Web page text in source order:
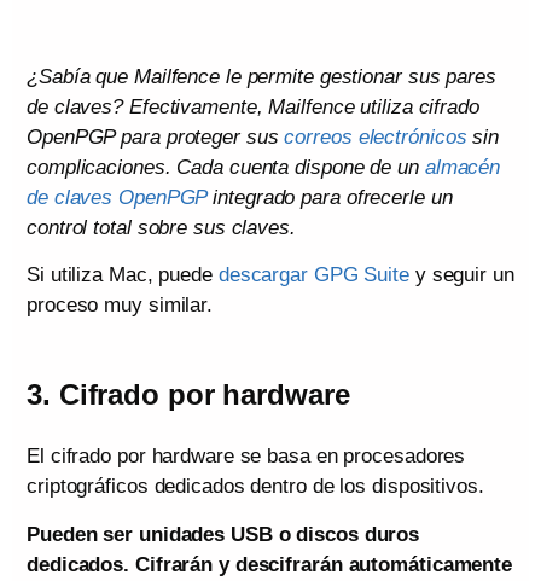
¿Sabía que Mailfence le permite gestionar sus pares
de claves? Efectivamente, Mailfence utiliza cifrado
OpenPGP para proteger suscorreos electrónicos sin
complicaciones. Cada cuenta dispone de un almacén
de claves OpenPGPintegrado para ofrecerle un
control total sobre sus claves.
Si utiliza Mac, puede descargar GPG Suitey seguir un
proceso muy similar.
3. Cifrado por hardware
El cifrado por hardware se basa en procesadores
criptográficos dedicados dentro de los dispositivos.
Pueden ser unidades USB o discos duros
dedicados. Cifrarán y descifrarán automáticamente